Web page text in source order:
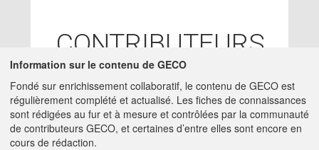
CONTRIBUTEURS
SUZANNE
BLOCAILLE- ACTA
charge-etude -
SUZANNE.BLOCAILLE@ACTA.ASSO.FR
Information sur le contenu de GECO
Fondé sur enrichissement collaboratif, le contenu de GECO est
régulièrement complété et actualisé. Les fiches de connaissances
sont rédigées au fur et à mesure et contrôlées par la communauté
de contributeurs GECO, et certaines d’entre elles sont encore en
cours de rédaction.